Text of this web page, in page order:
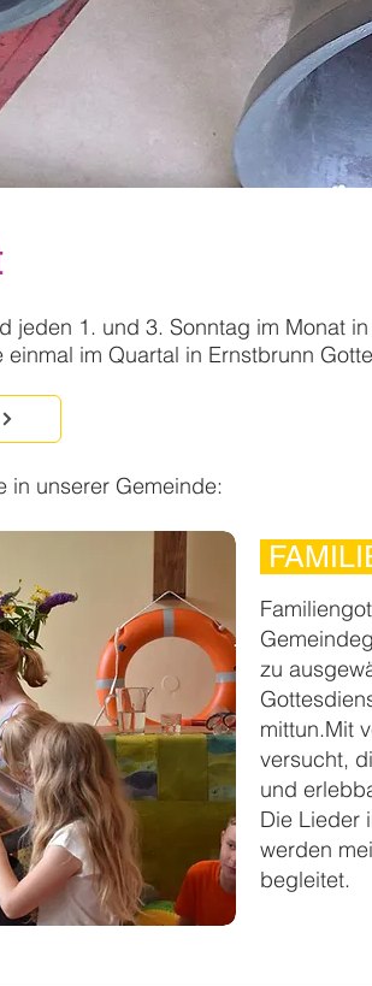
jeden 1. und 3. Sonntag im Monat
im Quartal in Ernstbrunn
in unserer Gemeinde:
zu
mittun.Mit
versucht,
und
Die Lieder
werden
begleitet.